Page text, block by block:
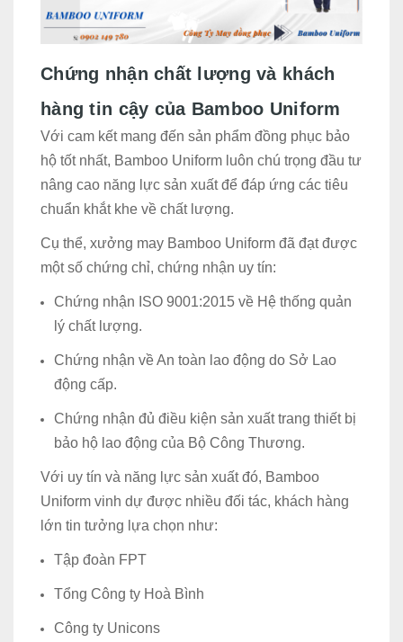
Chứng nhận chất lượng và khách
hàng tin cậy của Bamboo Uniform
Với cam kết mang đến sản phẩm đồng phục bảo
hộ tốt nhất, Bamboo Uniform luôn chú trọng đầu tư
nâng cao năng lực sản xuất để đáp ứng các tiêu
chuẩn khắt khe về chất lượng.
Cụ thể, xưởng may Bamboo Uniform đã đạt được
một số chứng chỉ, chứng nhận uy tín:
Chứng nhận ISO 9001:2015 về Hệ thống quản
lý chất lượng.
Chứng nhận về An toàn lao động do Sở Lao
động cấp.
Chứng nhận đủ điều kiện sản xuất trang thiết bị
bảo hộ lao động của Bộ Công Thương.
Với uy tín và năng lực sản xuất đó, Bamboo
Uniform vinh dự được nhiều đối tác, khách hàng
lớn tin tưởng lựa chọn như:
Tập đoàn FPT
Tổng Công ty Hoà Bình
Công ty Unicons